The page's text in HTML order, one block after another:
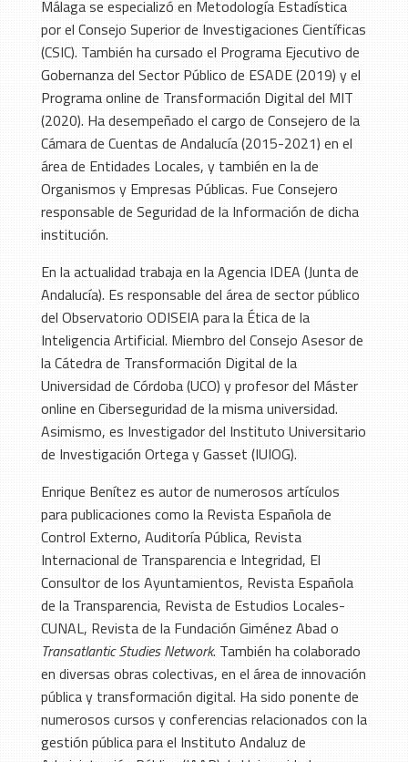
Málaga se especializó en Metodología Estadística
por el Consejo Superior de Investigaciones Científicas
(CSIC). También ha cursado el Programa Ejecutivo de
Gobernanza del Sector Público de ESADE (2019) y el
Programa online de Transformación Digital del MIT
(2020). Ha desempeñado el cargo de Consejero de la
Cámara de Cuentas de Andalucía (2015-2021) en el
área de Entidades Locales, y también en la de
Organismos y Empresas Públicas. Fue Consejero
responsable de Seguridad de la Información de dicha
institución.
En la actualidad trabaja en la Agencia IDEA (Junta de
Andalucía). Es responsable del área de sector público
del Observatorio ODISEIA para la Ética de la
Inteligencia Artificial. Miembro del Consejo Asesor de
la Cátedra de Transformación Digital de la
Universidad de Córdoba (UCO) y profesor del Máster
online en Ciberseguridad de la misma universidad.
Asimismo, es Investigador del Instituto Universitario
de Investigación Ortega y Gasset (IUIOG).
Enrique Benítez es autor de numerosos artículos
para publicaciones como la Revista Española de
Control Externo, Auditoría Pública, Revista
Internacional de Transparencia e Integridad, El
Consultor de los Ayuntamientos, Revista Española
de la Transparencia, Revista de Estudios Locales-
CUNAL, Revista de la Fundación Giménez Abad o
Transatlantic Studies Network. También ha colaborado
en diversas obras colectivas, en el área de innovación
pública y transformación digital. Ha sido ponente de
numerosos cursos y conferencias relacionados con la
gestión pública para el Instituto Andaluz de